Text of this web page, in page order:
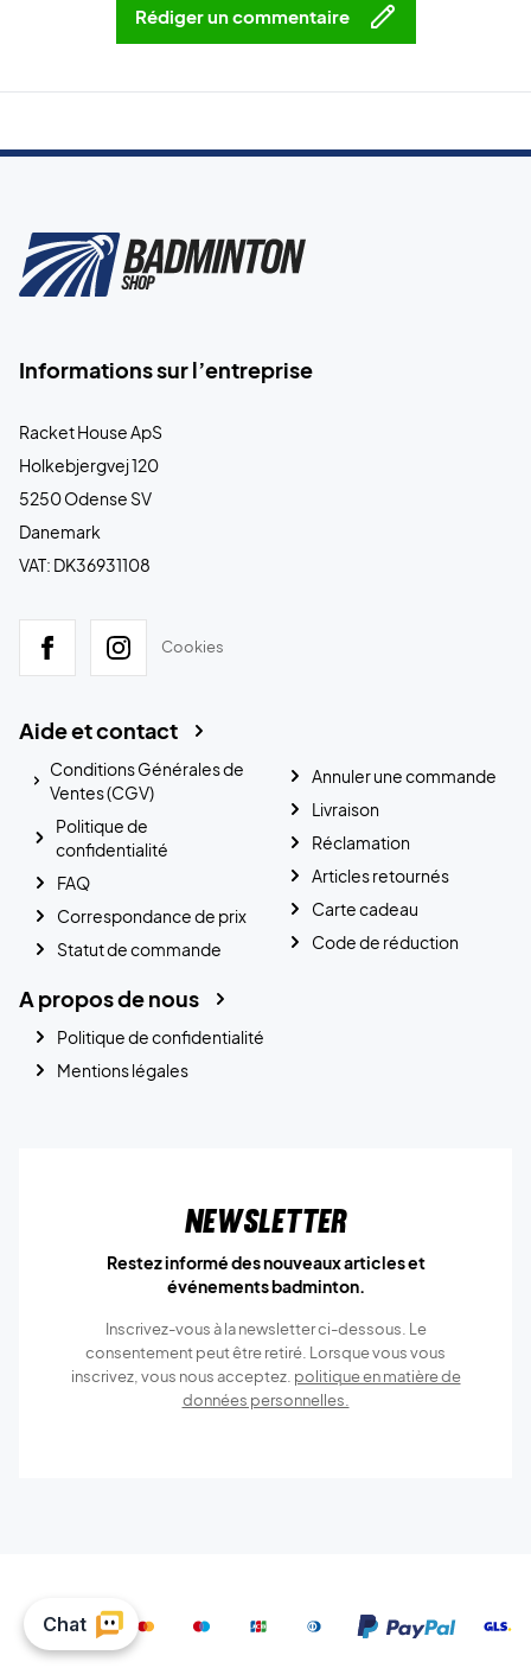
Rédiger un commentaire
Informations sur l’entreprise
Racket House ApS
Holkebjergvej 120
5250 Odense SV
Danemark
VAT: DK36931108
Cookies
Aide et contact
Conditions Générales de
Ventes (CGV)
Politique de
confidentialité
FAQ
Correspondance de prix
Statut de commande
Annuler une commande
Livraison
Réclamation
Articles retournés
Carte cadeau
Code de réduction
A propos de nous
Politique de confidentialité
Mentions légales
Newsletter
Restez informé des nouveaux articles et
événements badminton.
Inscrivez-vous à la newsletter ci-dessous. Le
consentement peut être retiré. Lorsque vous vous
inscrivez, vous nous acceptez. politique en matière de
données personnelles.